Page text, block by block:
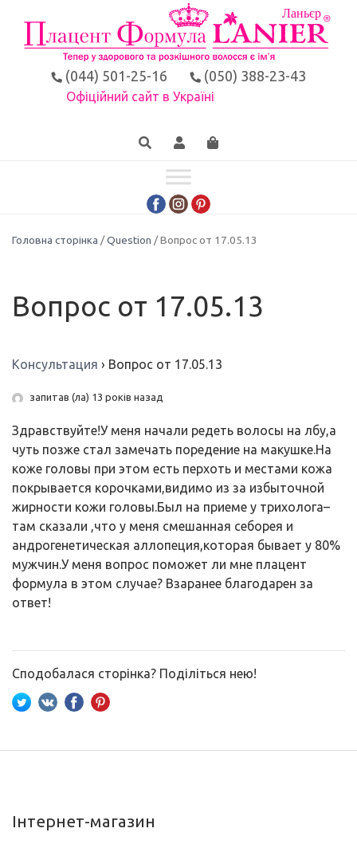
(044) 501-25-16 (050) 388-23-43
Офіційний сайт в Україні
Головна сторінка /Question / Вопрос от 17.05.13
Вопрос от 17.05.13
Консультация › Вопрос от 17.05.13
запитав (ла) 13 років назад
Здравствуйте!У меня начали редеть волосы на лбу,а
чуть позже стал замечать поредение на макушке.На
коже головы при этом есть перхоть и местами кожа
покрывается корочками,видимо из за избыточной
жирности кожи головы.Был на приеме у трихолога–
там сказали ,что у меня смешанная себорея и
андрогенетическая аллопеция,которая бывает у 80%
мужчин.У меня вопрос поможет ли мне плацент
формула в этом случае? Взаранее благодарен за
ответ!
Сподобалася сторінка? Поділіться нею!
Інтернет-магазин